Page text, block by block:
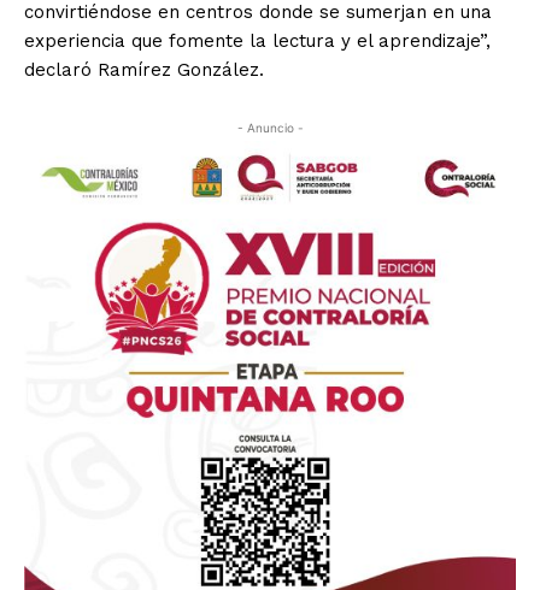
convirtiéndose en centros donde se sumerjan en una
experiencia que fomente la lectura y el aprendizaje”,
declaró Ramírez González.
- Anuncio -